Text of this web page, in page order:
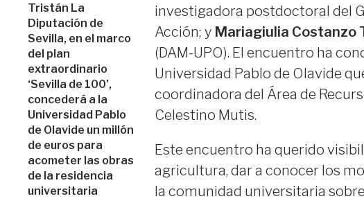
Tristán La
Diputación de
Sevilla, en el marco
del plan
extraordinario
‘Sevilla de 100’,
concederá a la
Universidad Pablo
de Olavide un millón
de euros para
acometer las obras
de la residencia
universitaria
investigadora postdoctoral del
Acción; y Mariagiulia Costanzo
(DAM-UPO). El encuentro ha
Universidad Pablo de Olavide
coordinadora del Área de
Celestino Mutis.
Este encuentro ha querido
agricultura, dar a conocer los
la comunidad universitaria